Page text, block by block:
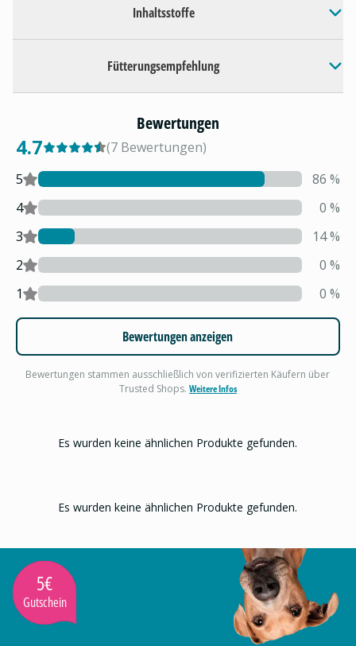
Inhaltsstoffe
Fütterungsempfehlung
Bewertungen
4.7 (7 Bewertungen)
5
86 %
4
0 %
3
14%
2
0 %
1
0 %
Bewertungen anzeigen
Bewertungen stammen ausschließlich von verifizierten Käufern über
Trusted Shops. Weitere Infos
Es wurden keine ähnlichen Produkte gefunden.
Es wurden keine ähnlichen Produkte gefunden.
5€
Gutschein